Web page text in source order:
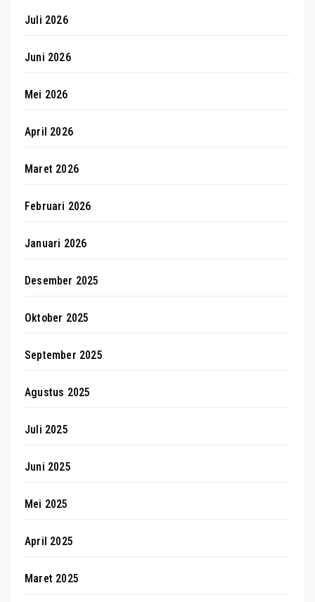
Juli 2026
Juni 2026
Mei 2026
April 2026
Maret 2026
Februari 2026
Januari 2026
Desember 2025
Oktober 2025
September 2025
Agustus 2025
Juli 2025
Juni 2025
Mei 2025
April 2025
Maret 2025